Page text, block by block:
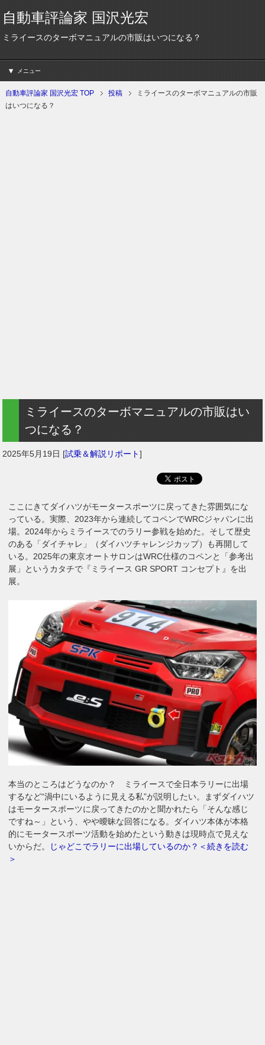
自動車評論家 国沢光宏
ミライースのターボマニュアルの市販はいつになる？
メニュー
自動車評論家 国沢光宏 TOP 投稿
ミライースのターボマニュアルの市販
はいつになる？
ミライースのターボマニュアルの市販はい
つになる？
2025年5月19日 [試乗＆解説リポート]
ここにきてダイハツがモータースポーツに戻ってきた雰囲気にな
っている。実際、2023年から連続してコペンでWRCジャパンに出
場。2024年からミライースでのラリー参戦を始めた。そして歴史
のある「ダイチャレ」（ダイハツチャレンジカップ）も再開して
いる。2025年の東京オートサロンはWRC仕様のコペンと「参考出
展」というカタチで『ミライース GR SPORT コンセプト』を出
展。
本当のところはどうなのか？ ミライースで全日本ラリーに出場
するなど“渦中にいるように見える私”が説明したい。まずダイハツ
はモータースポーツに戻ってきたのかと聞かれたら「そんな感じ
ですね～」という、やや曖昧な回答になる。ダイハツ本体が本格
的にモータースポーツ活動を始めたという動きは現時点で見えな
いからだ。
じゃどこでラリーに出場しているのか？＜続きを読む
＞